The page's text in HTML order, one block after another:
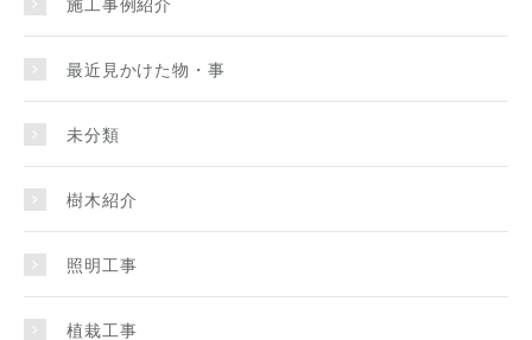
最近見かけた物・事
未分類
樹木紹介
照明工事
植栽工事